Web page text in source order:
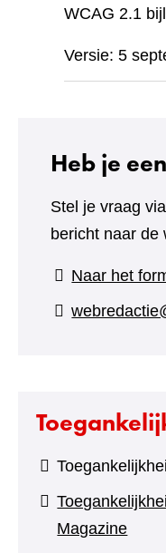
WCAG 2.1
Versie: 5
Heb je
Stel je vraag
bericht naar de
Naar het
Magazine